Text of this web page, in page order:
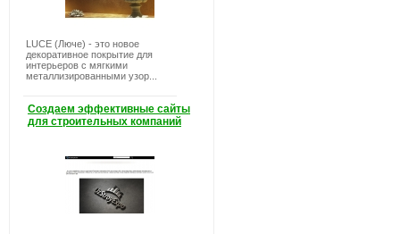
LUCE (Люче) - это новое
декоративное покрытие для
интерьеров с мягкими
металлизированными узор...
Создаем эффективные сайты
для строительных компаний